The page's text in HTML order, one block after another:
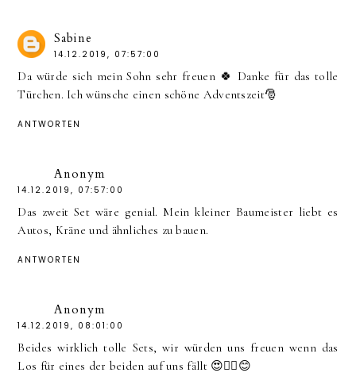
Sabine
14.12.2019, 07:57:00
Da würde sich mein Sohn sehr freuen 🍀 Danke für das tolle
Türchen. Ich wünsche einen schöne Adventszeit🎅
ANTWORTEN
Anonym
14.12.2019, 07:57:00
Das zweit Set wäre genial. Mein kleiner Baumeister liebt es
Autos, Kräne und ähnliches zu bauen.
ANTWORTEN
Anonym
14.12.2019, 08:01:00
Beides wirklich tolle Sets, wir würden uns freuen wenn das
Los für eines der beiden auf uns fällt 😍✊🏻😊